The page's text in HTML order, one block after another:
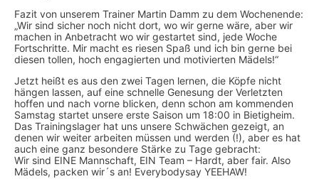
Fazit von unserem Trainer Martin Damm zu dem Wochenende:
„Wir sind sicher noch nicht dort, wo wir gerne wäre, aber wir
machen in Anbetracht wo wir gestartet sind, jede Woche
Fortschritte. Mir macht es riesen Spaß und ich bin gerne bei
diesen tollen, hoch engagierten und motivierten Mädels!“
Jetzt heißt es aus den zwei Tagen lernen, die Köpfe nicht
hängen lassen, auf eine schnelle Genesung der Verletzten
hoffen und nach vorne blicken, denn schon am kommenden
Samstag startet unsere erste Saison um 18:00 in Bietigheim.
Das Trainingslager hat uns unsere Schwächen gezeigt, an
denen wir weiter arbeiten müssen und werden (!), aber es hat
auch eine ganz besondere Stärke zu Tage gebracht:
Wir sind EINE Mannschaft, EIN Team – Hardt, aber fair. Also
Mädels, packen wir´s an! Everybodysay YEEHAW!